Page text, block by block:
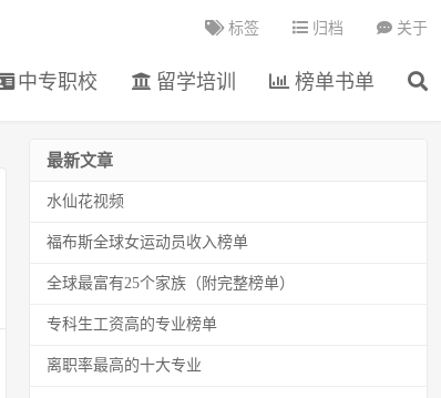
中专职校 留学培训 榜单书单
标签 归档 关于
最新文章
水仙花视频
福布斯全球女运动员收入榜单
全球最富有25个家族（附完整榜单）
专科生工资高的专业榜单
离职率最高的十大专业